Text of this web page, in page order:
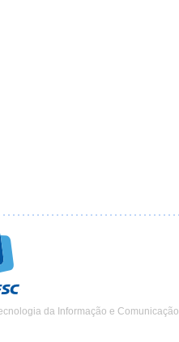
da Informação e Comunicação